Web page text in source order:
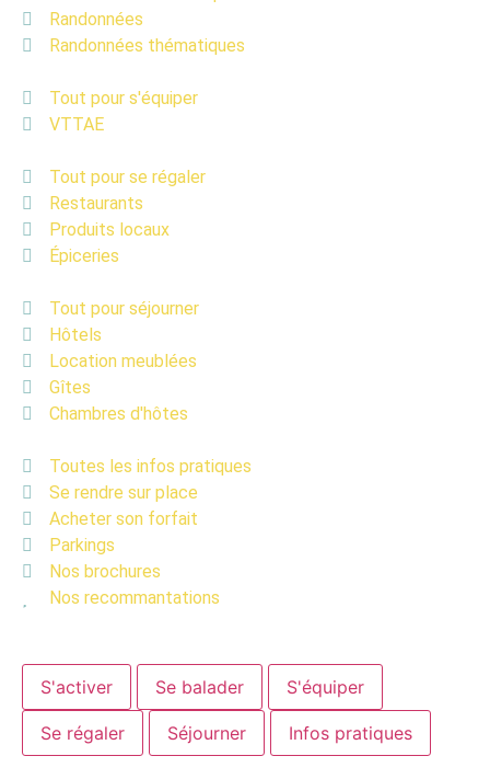
Randonnées
Randonnées thématiques
Tout pour s'équiper
VTTAE
Tout pour se régaler
Restaurants
Produits locaux
Épiceries
Tout pour séjourner
Hôtels
Location meublées
Gîtes
Chambres d'hôtes
Toutes les infos pratiques
Se rendre sur place
Acheter son forfait
Parkings
Nos brochures
Nos recommantations
S'activer Se balader S'équiper
Se régaler Séjourner Infos pratiques